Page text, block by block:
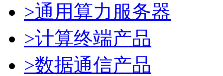
>通用算力服务器
>计算终端产品
>数据通信产品